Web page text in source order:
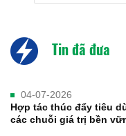
Tin đã đưa
04-07-2026
Hợp tác thúc đẩy tiêu
các chuỗi giá trị bền